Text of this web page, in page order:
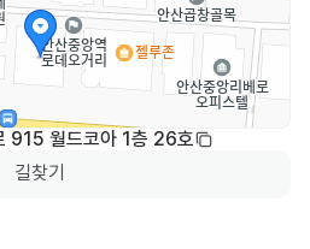
915 월드코아 1층 26호
길찾기